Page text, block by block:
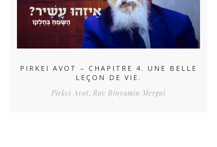
PIRKEI AVOT – CHAPITRE 4. UNE BELLE
LEÇON DE VIE.
Pirkei Avot, Rav Binyamin Mergui